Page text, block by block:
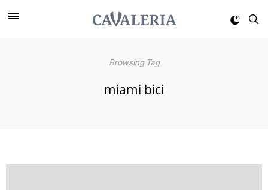
Browsing Tag
miami bici